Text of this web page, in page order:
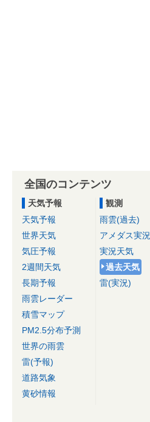
全国のコンテンツ
天気予報
天気予報
世界天気
気圧予報
2週間天気
長期予報
雨雲レーダー
積雪マップ
PM2.5分布予測
世界の雨雲
雷(予報)
道路気象
黄砂情報
観測
雨雲(過去)
アメダス実況
実況天気
過去天気
雷(実況)